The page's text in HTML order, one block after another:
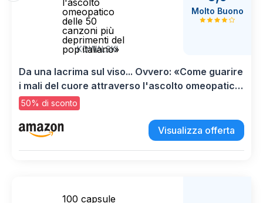
l'ascolto
omeopatico
delle 50
canzoni più
deprimenti del
pop italiano»
KOWALSKI
Molto Buono
Da una lacrima sul viso... Ovvero: «Come guarire
i mali del cuore attraverso l'ascolto omeopatico
delle 50 canzoni più deprimenti del pop italiano»
50% di sconto
Visualizza offerta
100 capsule